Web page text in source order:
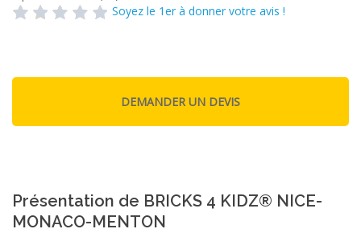
Soyez le 1er à donner votre avis !
Présentation de BRICKS 4 KIDZ® NICE-
MONACO-MENTON